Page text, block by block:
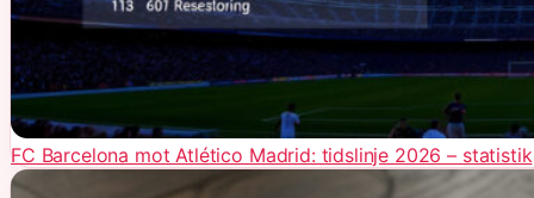
FC Barcelona mot Atlético Madrid: tidslinje 2026 – statistik